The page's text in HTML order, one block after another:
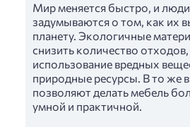
Мир меняется быстро, и
задумываются о том, как их
планету. Экологичные
снизить количество
использование вредных
природные ресурсы. В то же
позволяют делать мебель
умной и практичной.